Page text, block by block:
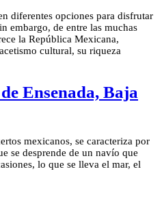
diferentes opciones para disfrutar
embargo, de entre las muchas
la República Mexicana,
cultural, su riqueza
Ensenada, Baja
mexicanos, se caracteriza por
se desprende de un navío que
lo que se lleva el mar, el